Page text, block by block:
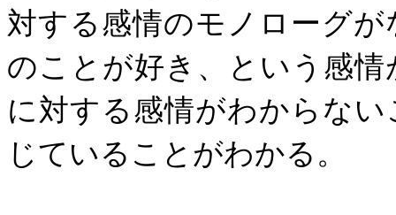
対する感情のモノローグ
のことが好き、という感
に対する感情がわからな
じていることがわかる。